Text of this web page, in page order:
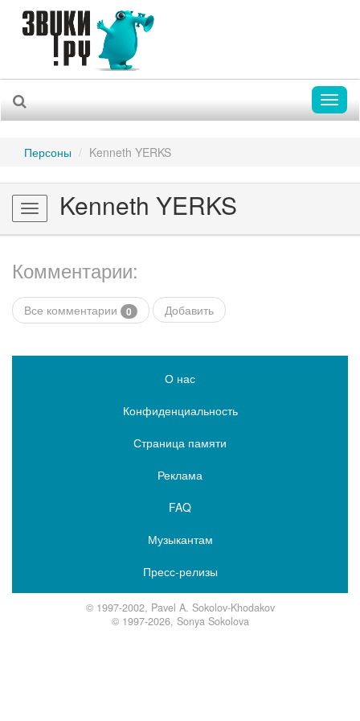
Персоны Kenneth YERKS
Toggle
navigation
Kenneth YERKS
Комментарии:
Все комментарии 0 Добавить
О нас
Конфиденциальность
Страница памяти
Реклама
FAQ
Музыкантам
Пресс-релизы
© 1997-2002, Pavel A. Sokolov-Khodakov
© 1997-2026, Sonya Sokolova